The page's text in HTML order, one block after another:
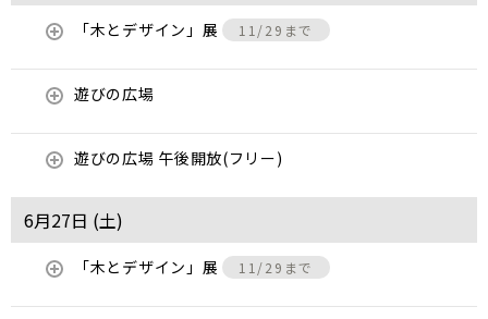
「木とデザイン」展 11/29まで
遊びの広場
遊びの広場 午後開放(フリー)
6月27日 (土)
「木とデザイン」展 11/29まで